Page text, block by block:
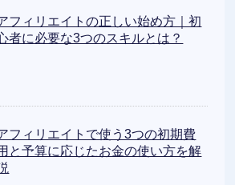
フィリエイトの正しい始め方｜初
者に必要な3つのスキルとは？
フィリエイトで使う3つの初期費
と予算に応じたお金の使い方を解